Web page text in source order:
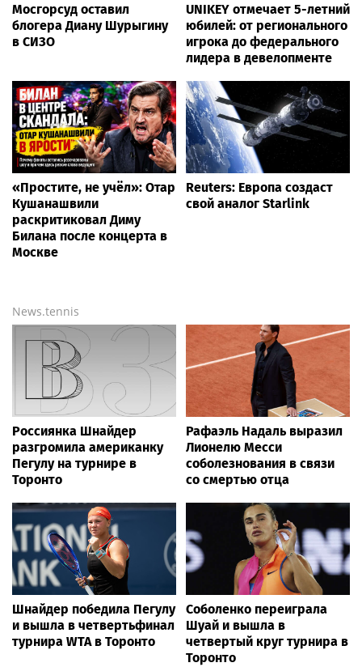
Мосгорсуд оставил
блогера Диану Шурыгину
в СИЗО
UNIKEY отмечает 5-летний
юбилей: от регионального
игрока до федерального
лидера в девелопменте
«Простите, не учёл»: Отар
Кушанашвили
раскритиковал Диму
Билана после концерта в
Москве
Reuters: Европа создаст
свой аналог Starlink
News.tennis
Россиянка Шнайдер
разгромила американку
Пегулу на турнире в
Торонто
Рафаэль Надаль выразил
Лионелю Месси
соболезнования в связи
со смертью отца
Шнайдер победила Пегулу
и вышла в четвертьфинал
турнира WTA в Торонто
Соболенко переиграла
Шуай и вышла в
четвертый круг турнира в
Торонто